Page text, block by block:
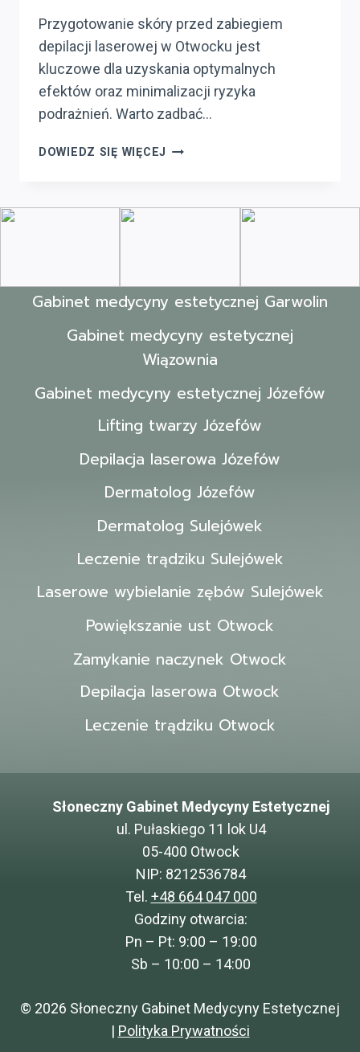
Przygotowanie skóry przed zabiegiem
depilacji laserowej w Otwocku jest
kluczowe dla uzyskania optymalnych
efektów oraz minimalizacji ryzyka
podrażnień. Warto zadbać…
DOWIEDZ SIĘ WIĘCEJ JAK
DEPILACJI
LASEROWEJ?
Gabinet medycyny estetycznej Garwolin
Gabinet medycyny estetycznej
Wiązownia
Gabinet medycyny estetycznej Józefów
Lifting twarzy Józefów
Depilacja laserowa Józefów
Dermatolog Józefów
Dermatolog Sulejówek
Leczenie trądziku Sulejówek
Laserowe wybielanie zębów Sulejówek
Powiększanie ust Otwock
Zamykanie naczynek Otwock
Depilacja laserowa Otwock
Leczenie trądziku Otwock
Słoneczny Gabinet Medycyny Estetycznej
ul. Pułaskiego 11 lok U4
05-400 Otwock
NIP: 8212536784
Tel. +48 664 047 000
Godziny otwarcia:
Pn – Pt: 9:00 – 19:00
Sb – 10:00 – 14:00
© 2026 Słoneczny Gabinet Medycyny Estetycznej
| Polityka Prywatności